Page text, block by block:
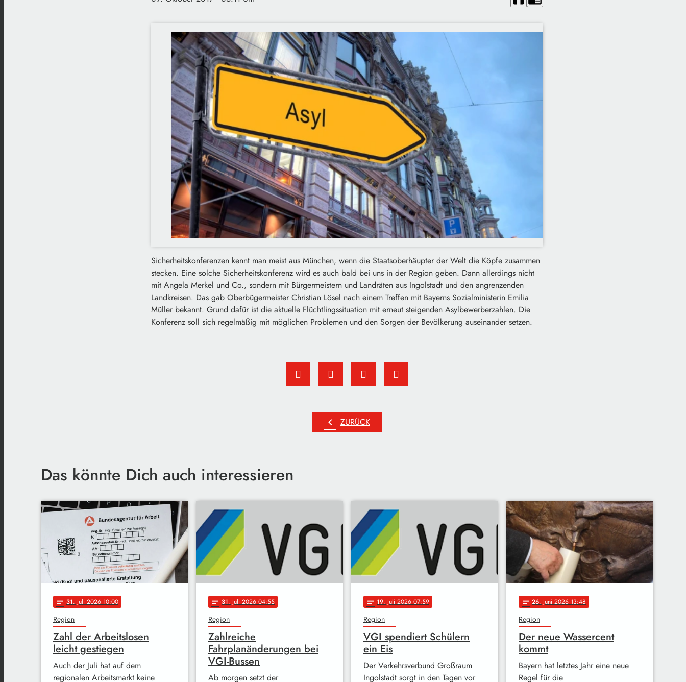
Sicherheitskonferenzen kennt man meist aus München, wenn die Staatsoberhäupter der Welt die Köpfe zusammen
stecken. Eine solche Sicherheitskonferenz wird es auch bald bei uns in der Region geben. Dann allerdings nicht
mit Angela Merkel und Co., sondern mit Bürgermeistern und Landräten aus Ingolstadt und den angrenzenden
Landkreisen. Das gab Oberbügermeister Christian Lösel nach einem Treffen mit Bayerns Sozialministerin Emilia
Müller bekannt. Grund dafür ist die aktuelle Flüchtlingssituation mit erneut steigenden Asylbewerberzahlen. Die
Konferenz soll sich regelmäßig mit möglichen Problemen und den Sorgen der Bevölkerung auseinander setzen.
chevron_left ZURÜCK
Das könnte Dich auch interessieren
notes 31. Juli 2026 10:00
Region
Zahl der Arbeitslosen
leicht gestiegen
Auch der Juli hat auf dem
regionalen Arbeitsmarkt keine
notes 31. Juli 2026 04:55
Region
Zahlreiche
Fahrplanänderungen bei
VGI-Bussen
Ab morgen setzt der
notes 19. Juli 2026 07:59
Region
VGI spendiert Schülern
ein Eis
Der Verkehrsverbund Großraum
Ingolstadt sorgt in den Tagen vor
notes 26. Juni 2026 13:48
Region
Der neue Wassercent
kommt
Bayern hat letztes Jahr eine neue
Regel für die